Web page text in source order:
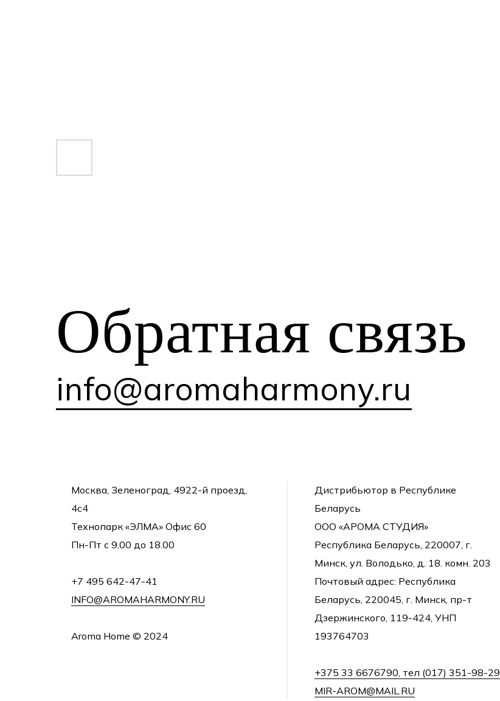
Обратная связь
info@aromaharmony.ru
Москва, Зеленоград, 4922-й проезд,
4с4
Технопарк «ЭЛМА» Офис 60
Пн-Пт с 9.00 до 18.00
+7 495 642-47-41
INFO@AROMAHARMONY.RU
Aroma Home © 2024
Дистрибьютор в Республике
Беларусь
ООО «АРОМА СТУДИЯ»
Республика Беларусь, 220007, г.
Минск, ул. Володько, д. 18. комн. 203
Почтовый адрес: Республика
Беларусь, 220045, г. Минск, пр-т
Дзержинского, 119-424, УНП
193764703
+375 33 6676790, тел (017) 351-98-29
MIR-AROM@MAIL.RU